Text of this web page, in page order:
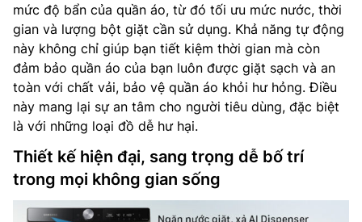
mức độ bẩn của quần áo, từ đó tối ưu mức nước, thời
gian và lượng bột giặt cần sử dụng. Khả năng tự động
này không chỉ giúp bạn tiết kiệm thời gian mà còn
đảm bảo quần áo của bạn luôn được giặt sạch và an
toàn với chất vải, bảo vệ quần áo khỏi hư hỏng. Điều
này mang lại sự an tâm cho người tiêu dùng, đặc biệt
là với những loại đồ dễ hư hại.
Thiết kế hiện đại, sang trọng dễ bố trí
trong mọi không gian sống